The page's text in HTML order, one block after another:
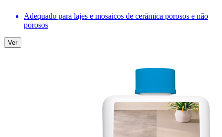
Adequado para lajes e mosaicos de cerâmica porosos e não
porosos
Ver